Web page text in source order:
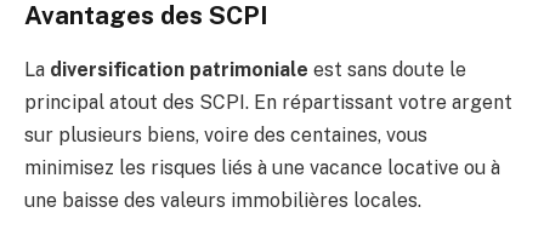
Avantages des SCPI
La diversification patrimoniale est sans doute le
principal atout des SCPI. En répartissant votre argent
sur plusieurs biens, voire des centaines, vous
minimisez les risques liés à une vacance locative ou à
une baisse des valeurs immobilières locales.